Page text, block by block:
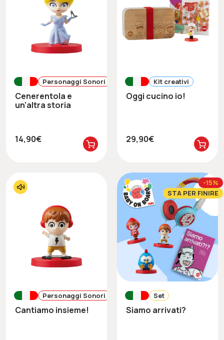
Personaggi Sonori
Cenerentola e
un'altra storia
14,90€
Kit creativi
Oggi cucino io!
29,90€
Personaggi Sonori
Cantiamo insieme!
-15%
STA PER FINIRE
Set
Siamo arrivati?